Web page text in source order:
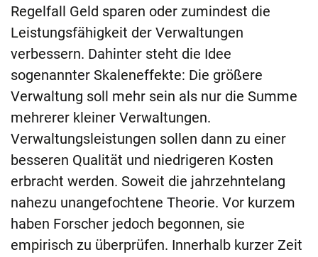
Regelfall Geld sparen oder zumindest die
Leistungsfähigkeit der Verwaltungen
verbessern. Dahinter steht die Idee
sogenannter Skaleneffekte: Die größere
Verwaltung soll mehr sein als nur die Summe
mehrerer kleiner Verwaltungen.
Verwaltungsleistungen sollen dann zu einer
besseren Qualität und niedrigeren Kosten
erbracht werden. Soweit die jahrzehntelang
nahezu unangefochtene Theorie. Vor kurzem
haben Forscher jedoch begonnen, sie
empirisch zu überprüfen. Innerhalb kurzer Zeit